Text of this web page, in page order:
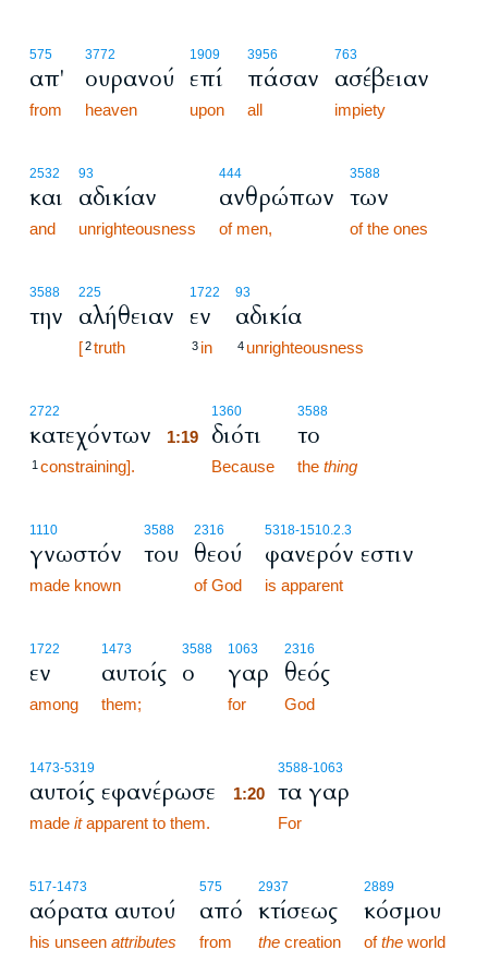
575
απ'
from
3772
ουρανού
heaven
1909
επί
upon
3956
πάσαν
all
763
ασέβειαν
impiety
2532
και
and
93
αδικίαν
unrighteousness
444
ανθρώπων
of men,
3588
των
of the ones
3588
την
225
αλήθειαν
[2truth
1722
εν
3 in
93
αδικία
4 unrighteousness
2722
κατεχόντων
1 constraining].
1360
1:19 διότι
Because
3588
το
the thing
1110
γνωστόν
made known
3588
του
2316
θεού
of God
5318-1510.2.3
φανερόν εστιν
is apparent
1722
εν
among
1473
αυτοίς
them;
3588
ο
1063
γαρ
for
2316
θεός
God
1473-5319
αυτοίς εφανέρωσε
made itapparent to them.
3588-1063
1:20 τα γαρ
For
517-1473
αόρατα αυτού
his unseen attributes
575
από
from
2937
κτίσεως
the creation
2889
κόσμου
ofthe world